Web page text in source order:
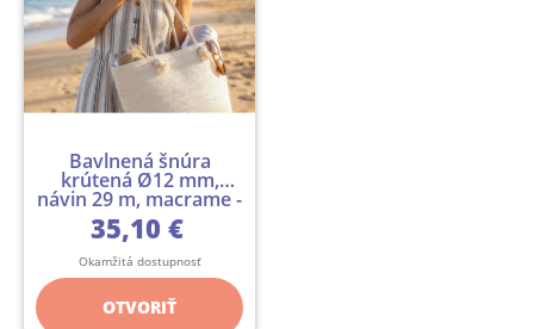
Bavlnená šnúra
krútená Ø12 mm,
návin 29 m, macrame -
29 m
35,10 €
Okamžitá dostupnosť
OTVORIŤ